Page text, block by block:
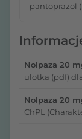
pantoprazol
Nolpaza 20
ulotka (pdf)
Nolpaza 20
ChPL